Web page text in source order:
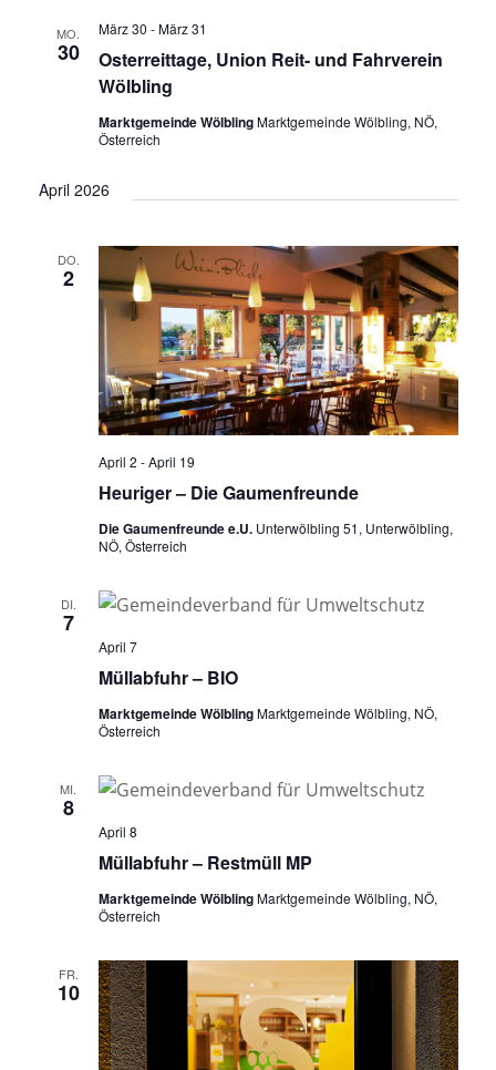
MO.
30
Osterreittage, Union Reit- und Fahrverein
Wölbling
März 30 -März 31
Marktgemeinde WölblingMarktgemeinde Wölbling, NÖ,
Österreich
April 2026
DO.
2
Heuriger – Die Gaumenfreunde
April 2 -April 19
Die Gaumenfreunde e.U. Unterwölbling 51, Unterwölbling,
NÖ, Österreich
DI.
7
Müllabfuhr – BIO
April 7
Marktgemeinde WölblingMarktgemeinde Wölbling, NÖ,
Österreich
MI.
8
Müllabfuhr – Restmüll MP
April 8
Marktgemeinde WölblingMarktgemeinde Wölbling, NÖ,
Österreich
FR.
10